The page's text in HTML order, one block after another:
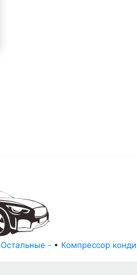
Остальные - • Компрессор